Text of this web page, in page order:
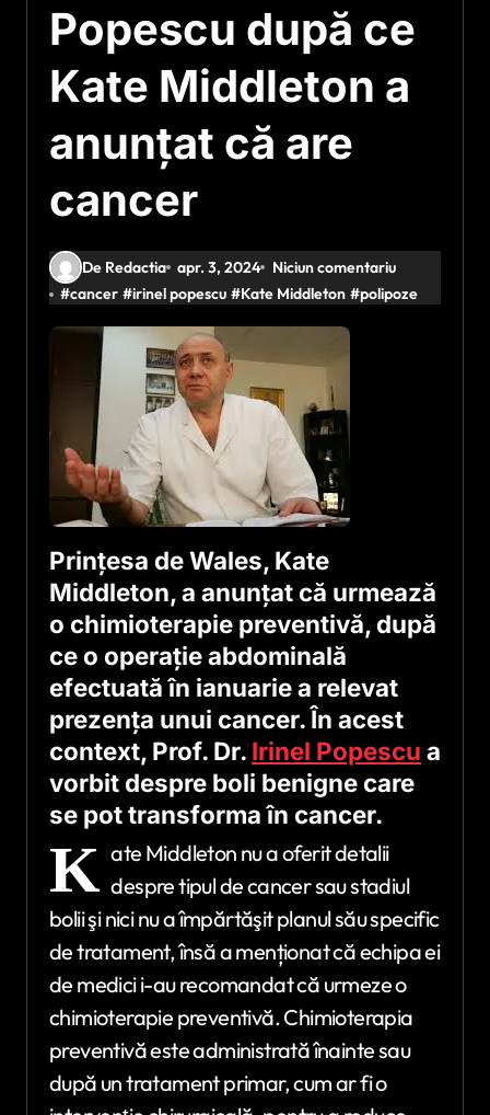
Popescu după ce
Kate Middleton a
anunțat că are
cancer
De Redactia apr. 3, 2024
Niciun comentariu
#cancer #irinel popescu #Kate Middleton #polipoze
Prințesa de Wales, Kate
Middleton, a anunțat că urmează
o chimioterapie preventivă, după
ce o operaţie abdominală
efectuată în ianuarie a relevat
prezenţa unui cancer. În acest
context, Prof. Dr. Irinel Popescu a
vorbit despre boli benigne care
se pot transforma în cancer.
K ate Middleton nu a oferit detalii
despre tipul de cancer sau stadiul
bolii şi nici nu a împărtăşit planul său specific
de tratament, însă a menționat că echipa ei
de medici i-au recomandat că urmeze o
chimioterapie preventivă. Chimioterapia
preventivă este administrată înainte sau
după un tratament primar, cum ar fi o